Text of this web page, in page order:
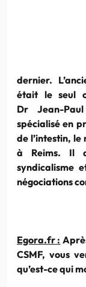
dernier.
était le seul
Dr Jean-
spécialisé en
de l’intestin, le
à Reims. Il
syndicalisme
négociations
Egora.fr :
CSMF, vous
qu’est-ce qui